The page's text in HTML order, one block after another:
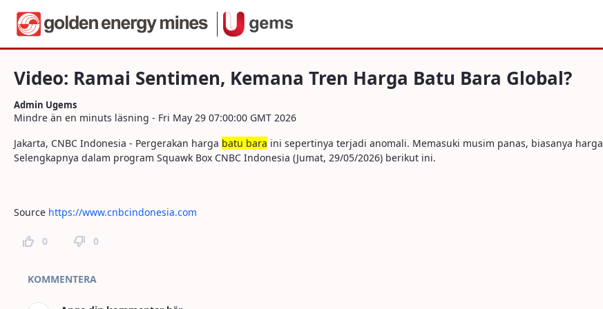
Navigera
Hoppa till innehåll
Video: Ramai Sentimen, Kemana Tren Harga Batu Bara Global?
Video: Ramai Sentimen, Kemana Tren Harga Batu Bara Global?
Admin Ugems
Mindre än en minuts läsning - Fri May 29 07:00:00 GMT 2026
Jakarta, CNBC Indonesia - Pergerakan harga batu bara ini sepertinya terjadi anomali. Memasuki musim panas, biasanya harga
Selengkapnya dalam program Squawk Box CNBC Indonesia (Jumat, 29/05/2026) berikut ini.
Source https://www.cnbcindonesia.com
0 0
Kommentarer
KOMMENTERA